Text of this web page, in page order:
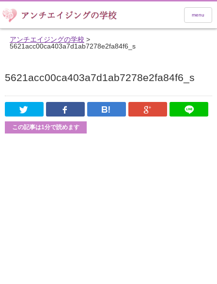
menu
アンチエイジングの学校 >
5621acc00ca403a7d1ab7278e2fa84f6_s
5621acc00ca403a7d1ab7278e2fa84f6_s
Twitter Facebook はてなブックマーク
Google
この記事は1分で読めます